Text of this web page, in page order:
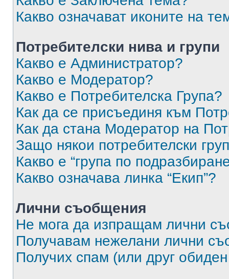
Какво означават иконите на
Потребителски нива и групи
Какво е Администратор?
Какво е Модератор?
Какво е Потребителска Група?
Как да се присъединя към
Как да стана Модератор на
Защо някои потребителски
Какво е “група по
Какво означава линка “Екип”?
Лични съобщения
Не мога да изпращам лични
Получавам нежелани лични
Получих спам (или друг